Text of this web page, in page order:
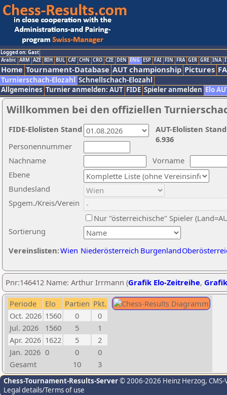
Logged on: Gast
Arabic ARM AZE BIH BUL CAT CHN CRO CZE DEN ENG ESP FAI FIN FRA GER GRE INA
Home Tournament-Database AUT championship Pictures
Turnierschach-Elozahl Schnellschach-Elozahl
Allgemeines Turnier anmelden: AUT FIDE Spieler anmelden Elo
Willkommen bei den offiziellen
Nachname
Vorname
Ebene
Sortierung
Personennummer
Bundesland
Spgem./Kreis/Verein
Nur "österreichische" Spieler
Vereinslisten:Wien Niederösterreich Burgenland
AUT-Elolisten
6.936
FIDE-Elolisten Stand
Pnr:146412 Name: Arthur Irrmann (Grafik Elo-Zeitreihe,
Periode Elo Partien Pkt.
Oct. 2026 1560 0
0
Jul. 2026
1560 5
1
Apr. 2026 1622 5
2
Jan. 2026 0 0
0
Gesamt
10 3
Chess-Tournament-Results-Server© 2006-2026 Heinz Herzog,
Legal details/Terms of use